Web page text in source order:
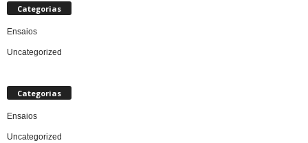
Categorias
Ensaios
Uncategorized
Categorias
Ensaios
Uncategorized